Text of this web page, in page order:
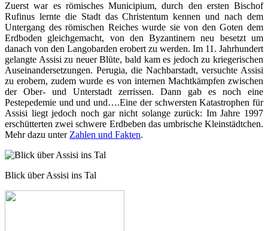
Zuerst war es römisches Municipium, durch den ersten Bischof
Rufinus lernte die Stadt das Christentum kennen und nach dem
Untergang des römischen Reiches wurde sie von den Goten dem
Erdboden gleichgemacht, von den Byzantinern neu besetzt um
danach von den Langobarden erobert zu werden. Im 11. Jahrhundert
gelangte Assisi zu neuer Blüte, bald kam es jedoch zu kriegerischen
Auseinandersetzungen. Perugia, die Nachbarstadt, versuchte Assisi
zu erobern, zudem wurde es von internen Machtkämpfen zwischen
der Ober- und Unterstadt zerrissen. Dann gab es noch eine
Pestepedemie und und und….Eine der schwersten Katastrophen für
Assisi liegt jedoch noch gar nicht solange zurück: Im Jahre 1997
erschütterten zwei schwere Erdbeben das umbrische Kleinstädtchen.
Mehr dazu unterZahlen und Fakten.
Blick über Assisi ins Tal